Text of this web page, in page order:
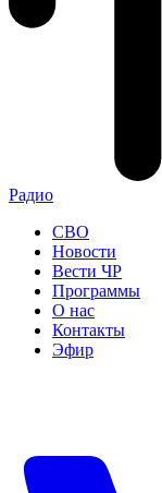
Радио
СВО
Новости
Вести ЧР
Программы
О нас
Контакты
Эфир